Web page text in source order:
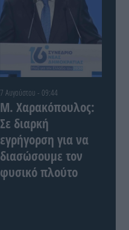
7 Αυγούστου - 09:44
Μ. Χαρακόπουλος:
Σε διαρκή
εγρήγορση για να
διασώσουμε τον
φυσικό πλούτο